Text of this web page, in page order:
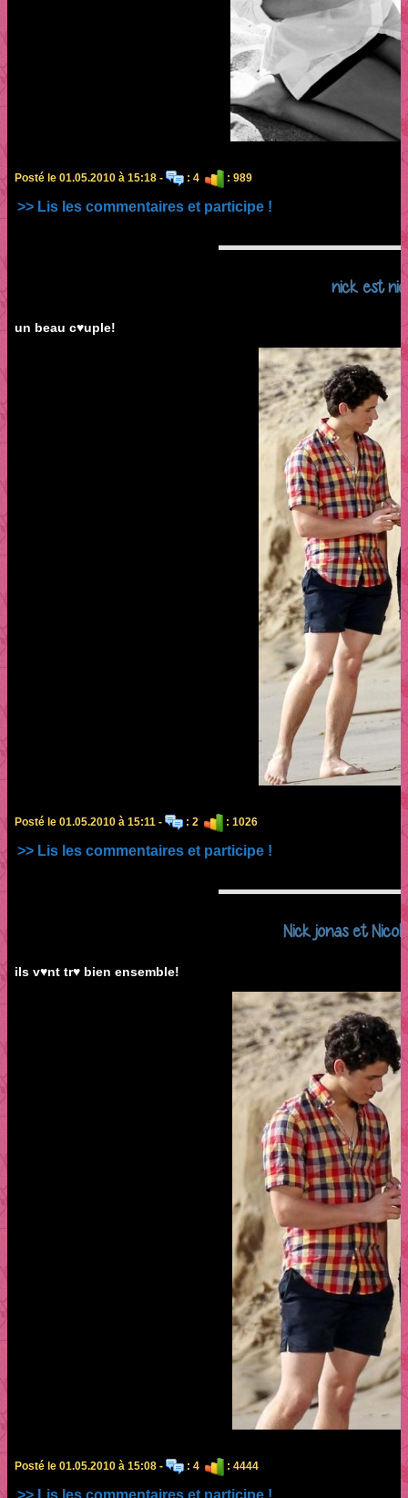
Posté le 01.05.2010 à 15:18 - : 4 : 989
>> Lis les commentaires et participe !
nick est
un beau c♥uple!
Posté le 01.05.2010 à 15:11 - : 2 : 1026
>> Lis les commentaires et participe !
Nick jonas et
ils v♥nt tr♥ bien ensemble!
Posté le 01.05.2010 à 15:08 - : 4 : 4444
>> Lis les commentaires et participe !